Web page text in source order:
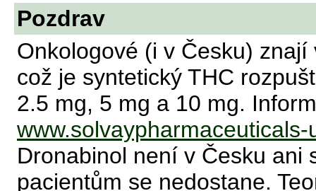
Pozdrav
Onkologové (i v Česku)
což je syntetický THC
2.5 mg, 5 mg a 10 mg.
Dronabinol není v Česku ani
pacientům se nedostane.